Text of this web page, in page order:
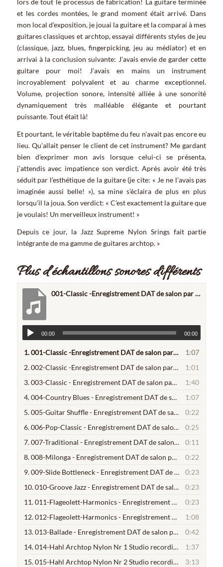
et les cordes montées, le grand moment était arrivé. Dans
mon local d’exposition, je jouai la guitare et la comparai à mes
guitares classiques et archtop, essayai différents styles de jeu
(classique, jazz, blues, fingerpicking, jeu au médiator) et en
arrivai à la conclusion suivante: J’avais envie de garder cette
guitare pour moi! J’avais en mains un instrument
incroyablement polyvalent et au charme exceptionnel.
Volume, projection sonore, intensité alliée à une sonorité
dynamiquement très malléable élégante et pourtant
puissante. Tout était là!
Et pourtant, le véritable baptême du feu n’avait pas encore eu
lieu. Qu’allait penser le client de cet instrument? Me gardant
bien d’exprimer mon avis lorsque celui-ci se présenta,
j’attendis avec impatience son verdict. Après avoir été très
séduit par l’esthétique de la guitare (je cite: « Je ne l’avais pas
imaginée aussi belle! »), sa mine s’éclaira de plus en plus
lorsqu’il la joua. Son verdict: « C’est exactement la guitare que
je voulais! Un merveilleux instrument! »
Depuis ce jour, la Jazz Supreme Nylon Srings fait partie
intégrante de ma gamme de guitares archtop. »
Plus d’échantillons sonores différents
001-Classic -Enregistrement DAT de salon par Silvestre Borras - Pas d'effets sonores, pas d'égalisation
00:00 00:00
1.001-Classic -Enregistrement DAT de salon par Silvestre Borras - Pas d'effets sonores, pas d'égalisation
1:07
2.002-Classic -Enregistrement DAT de salon par Silvestre Borras - Pas d'effets sonores, pas d'égalisation
1:01
3.003-Classic - Enregistrement DAT de salon par Silvestre Borras - Pas d'effets sonores, pas d'égalisation
1:40
4.004-Country Blues - Enregistrement DAT de salon par Silvestre Borras - Pas d'effets sonores, pas d'égalisation
1:07
5.005-Guitar Shuffle - Enregistrement DAT de salon par Silvestre Borras - Pas d'effets sonores, pas d'égalisation
0:22
6.006-Pop-Classic - Enregistrement DAT de salon par Silvestre Borras - Pas d'effets sonores, pas d'égalisation
0:25
7.007-Traditional - Enregistrement DAT de salon par Silvestre Borras - Pas d'effets sonores, pas d'égalisation
0:11
8.008-Milonga - Enregistrement DAT de salon par Silvestre Borras - Pas d'effets sonores, pas d'égalisation
0:22
9.009-Slide Bottleneck - Enregistrement DAT de salon par Silvestre Borras - Pas d'effets sonores, pas d'égalisation
0:23
10.010-Groove Jazz - Enregistrement DAT de salon par Silvestre Borras - Pas d'effets sonores, pas d'égalisation
0:23
11.011-Flageolett-Harmonics - Enregistrement DAT de salon par Silvestre Borras - Pas d'effets sonores, pas d'égalisation
0:23
12.012-Flageolett-Harmonics - Enregistrement DAT de salon par Silvestre Borras - Pas d'effets sonores, pas d'égalisation
1:08
13.013-Ballade - Enregistrement DAT de salon par Silvestre Borras - Pas d'effets sonores, pas d'égalisation
0:42
14.014-Hahl Archtop Nylon Nr 1 Studio recording by Tilmann Höhn on a Jazz Supreme Grand Cru
1:37
15.015-Hahl Archtop Nylon Nr 2 Studio recording by Tilmann Höhn on a Jazz Supreme Grand Cru 3:13